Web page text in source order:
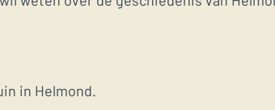
in Helmond.